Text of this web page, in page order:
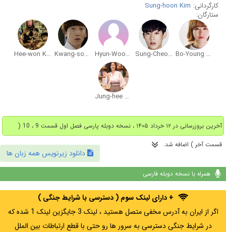
کارگردانی: Sung-hoon Kim
ستارگان:
Bo-Young Park
Sung-Cheol Kim
Hyun-Wook Lee
Kwang-soo Lee
Hee-won Kim
Jung-hee Moon
آخرین بروزرسانی در ۱۲ خرداد ۱۴۰۵ ، نسخه دوبله پارسی فصل اول قسمت 9 ، 10 (
قسمت آخر ) اضافه شد.
دانلود زیرنویس همه زبان ها
همراه با نسخه دوبله فارسی
+ دارای لینک سوم ( دسترسی با شرایط جنگی )
اگر از ایران به آدرس مخفی متصل هستید ، لینک 3 جایگزین لینک 1 شده که
در شرایط جنگی دسترسی به سرور ها رو حتی با قطع ارتباطات بین الملل